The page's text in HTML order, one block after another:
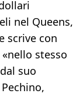
nel Queens,
scrive con
«nello stesso
suo